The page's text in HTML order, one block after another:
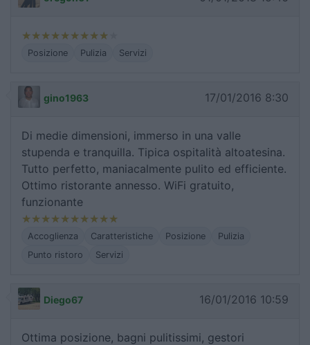
Posizione Pulizia Servizi
gino1963 17/01/2016 8:30
Di medie dimensioni, immerso in una valle
stupenda e tranquilla. Tipica ospitalità altoatesina.
Tutto perfetto, maniacalmente pulito ed efficiente.
Ottimo ristorante annesso. WiFi gratuito,
funzionante
Accoglienza Caratteristiche Posizione
Pulizia
Punto ristoro
Servizi
Diego67 16/01/2016 10:59
Ottima posizione, bagni pulitissimi, gestori